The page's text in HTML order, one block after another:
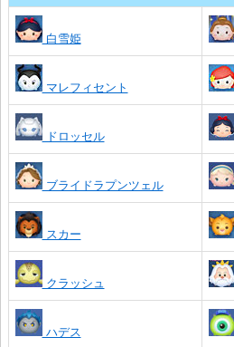
白雪姫
マレフィセント
ドロッセル
ブライドラプンツェル
スカー
クラッシュ
ハデス